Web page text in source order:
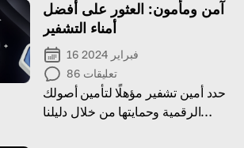
آمن ومأمون: العثور على أفضل
أمناء التشفير
16 فبراير 2024
86 تعليقات
حدد أمين تشفير مؤهلًا لتأمين أصولك
الرقمية وحمايتها من خلال دليلنا